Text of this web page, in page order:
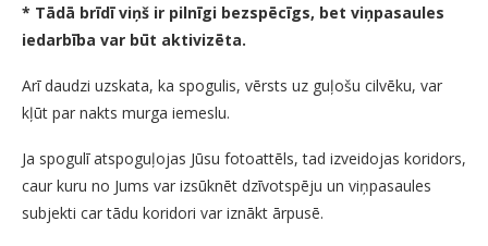
* Tādā brīdī viņš ir pilnīgi bezspēcīgs, bet viņpasaules
iedarbība var būt aktivizēta.
Arī daudzi uzskata, ka spogulis, vērsts uz guļošu cilvēku, var
kļūt par nakts murga iemeslu.
Ja spogulī atspoguļojas Jūsu fotoattēls, tad izveidojas koridors,
caur kuru no Jums var izsūknēt dzīvotspēju un viņpasaules
subjekti car tādu koridori var iznākt ārpusē.